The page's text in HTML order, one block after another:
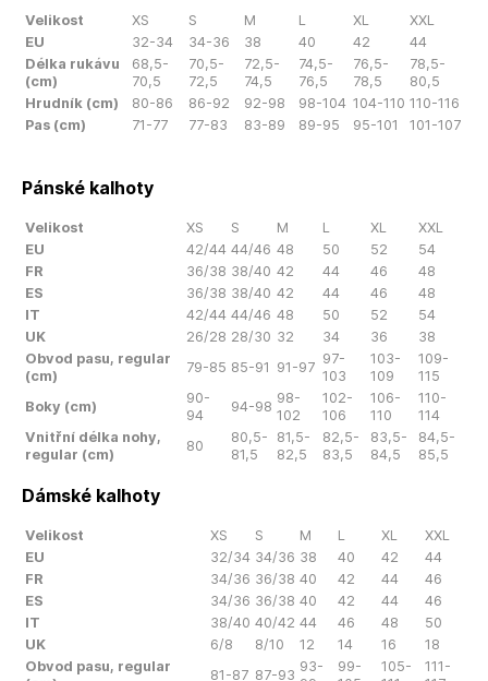
Velikost XS S M L XL
XXL
EU
32-34 34-36 38 40 42
44
Délka rukávu
(cm)
68,5-
70,5
70,5-
72,5
72,5-
74,5
74,5-
76,5
76,5-
78,5
78,5-
80,5
Hrudník (cm)
80-86 86-92 92-98 98-104 104-110 110-116
Pas (cm)
71-77 77-83 83-89 89-95 95-101 101-107
Pánské kalhoty
Velikost XS S M L XL
XXL
EU
42/44 44/46 48 50 52
54
FR
36/38 38/40 42 44 46
48
ES
36/38 38/40 42 44 46
48
IT
42/44 44/46 48 50 52
54
UK
26/28 28/30 32 34 36
38
Obvod pasu, regular
(cm)
79-85 85-91 91-97
97-
103
103-
109
109-
115
Boky (cm)
90-
94
94-98
98-
102
102-
106
106-
110
110-
114
Vnitřní délka nohy,
regular (cm)
80
80,5-
81,5
81,5-
82,5
82,5-
83,5
83,5-
84,5
84,5-
85,5
Dámské kalhoty
Velikost XS S M L XL
XXL
EU
32/34 34/36 38 40 42
44
FR
34/36 36/38 40 42 44
46
ES
34/36 36/38 40 42 44
46
IT
38/40 40/42 44 46 48
50
UK
6/8 8/10 12 14 16
18
Obvod pasu, regular
81-87 87-93
93-
99-
105-
111-